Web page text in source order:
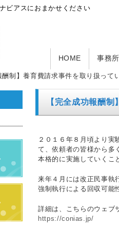
ビアスにおまかせください
HOME 事務
酬制】養育費請求事件を取り扱って
【完全成功報酬
２０１６年８月頃より
て、依頼者の皆様から多
本格的に実施していくこ
来年４月には改正民事執
強制執行による回収可能
詳細は、こちらのウェブ
https://conias.jp/